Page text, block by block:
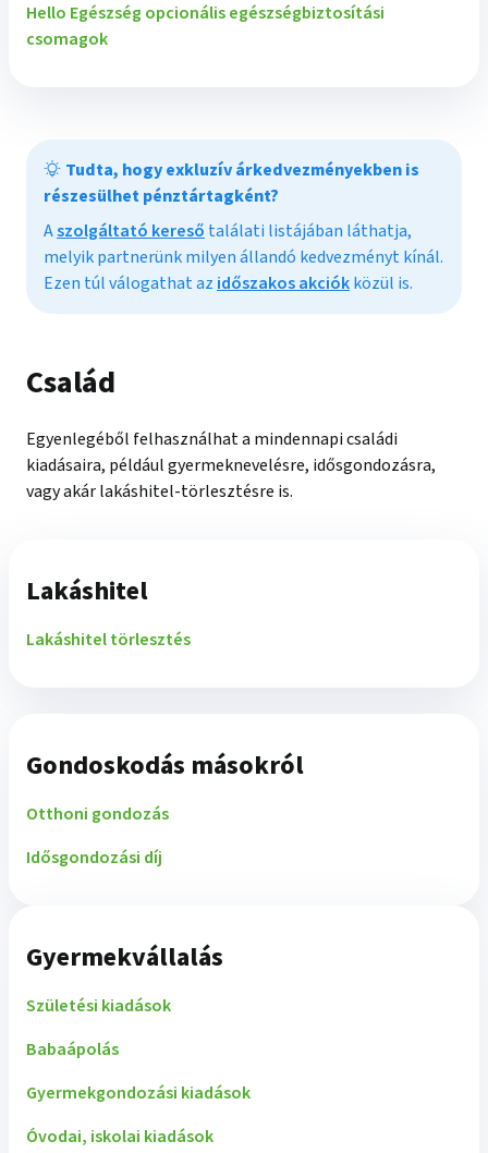
Hello Egészség opcionális egészségbiztosítási
csomagok
Tudta, hogy exkluzív árkedvezményekben is
részesülhet pénztártagként?
Aszolgáltató kereső találati listájában láthatja,
melyik partnerünk milyen állandó kedvezményt kínál.
Ezen túl válogathat az időszakos akciókközül is.
Család
Egyenlegéből felhasználhat a mindennapi családi
kiadásaira, például gyermeknevelésre, idősgondozásra,
vagy akár lakáshitel-törlesztésre is.
Lakáshitel
Lakáshitel törlesztés
Gondoskodás másokról
Otthoni gondozás
Idősgondozási díj
Gyermekvállalás
Születési kiadások
Babaápolás
Gyermekgondozási kiadások
Óvodai, iskolai kiadások